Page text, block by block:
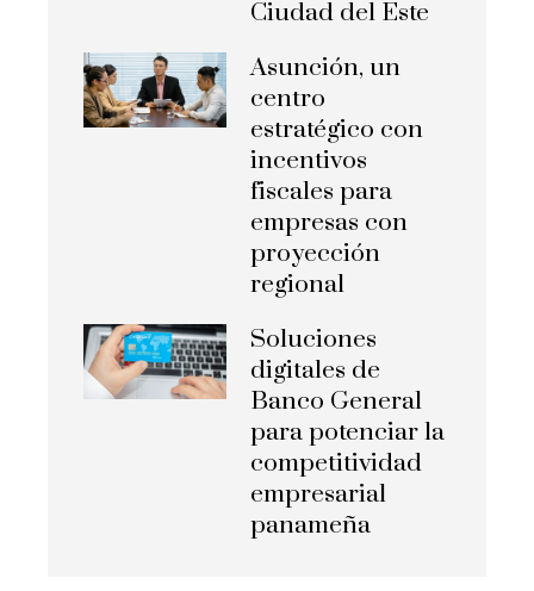
Ciudad del Este
Asunción, un
centro
estratégico con
incentivos
fiscales para
empresas con
proyección
regional
Soluciones
digitales de
Banco General
para potenciar la
competitividad
empresarial
panameña